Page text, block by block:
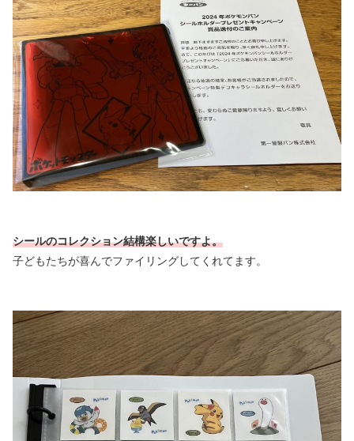
シールのコレクション結構楽しいですよ。
子どもたちが喜んでファイリングしてくれてます。